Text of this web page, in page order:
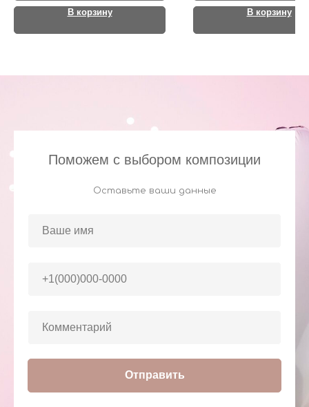
В корзину В корзину
Поможем с выбором композиции
Оставьте ваши данные
Отправить